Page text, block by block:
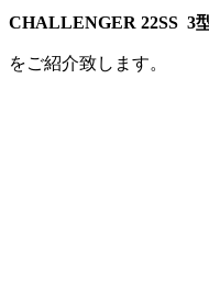
CHALLENGER 22SS 3
をご紹介致します。